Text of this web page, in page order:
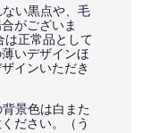
い黒点や、毛
がございま
正常品として
いデザインほ
インいただき
景色は白また
ださい。（う